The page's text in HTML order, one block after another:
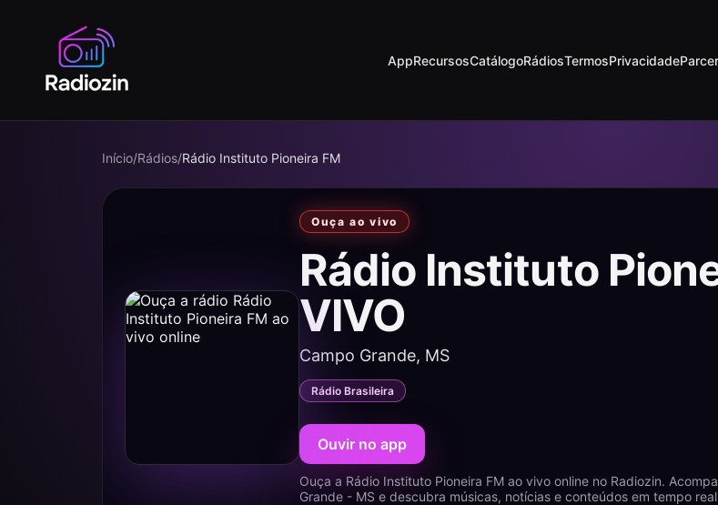
AppRecursosCatálogoRádiosTermosPrivacidade
Início/Rádios/Rádio Instituto Pioneira FM
Ouça ao vivo
Rádio Instituto
VIVO
Campo Grande, MS
Rádio Brasileira
Ouvir no app
Ouça a Rádio Instituto Pioneira FM ao vivo online no Radiozin.
Grande - MS e descubra músicas, notícias e conteúdos em tempo